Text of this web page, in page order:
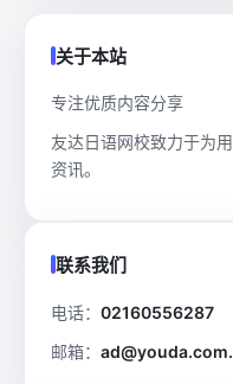
关于本站
专注优质内容分享
友达日语网校致力于为
资讯。
联系我们
电话： 02160556287
邮箱：